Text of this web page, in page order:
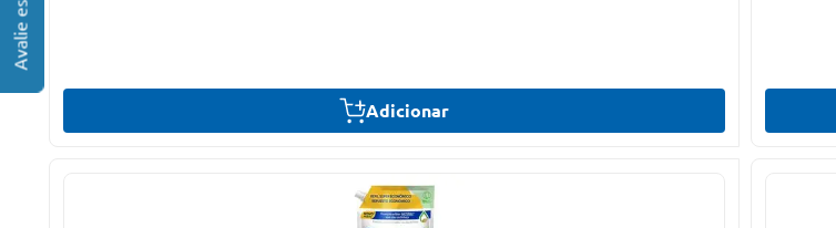
Adicionar